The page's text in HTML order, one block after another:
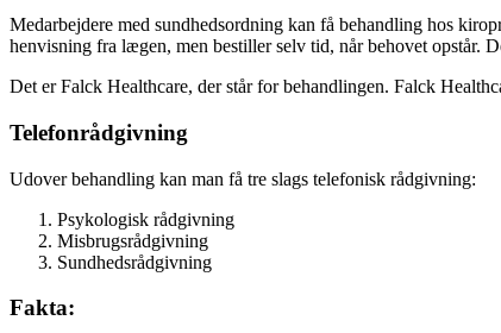
Medarbejdere med sundhedsordning kan få behandling hos
henvisning fra lægen, men bestiller selv tid, når behovet opstår.
Det er Falck Healthcare, der står for behandlingen. Falck
Telefonrådgivning
Udover behandling kan man få tre slags telefonisk rådgivning:
Psykologisk rådgivning
Misbrugsrådgivning
Sundhedsrådgivning
Fakta: